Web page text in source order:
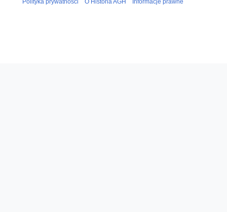
Polityka prywatności O Historia AGH Informacje prawne